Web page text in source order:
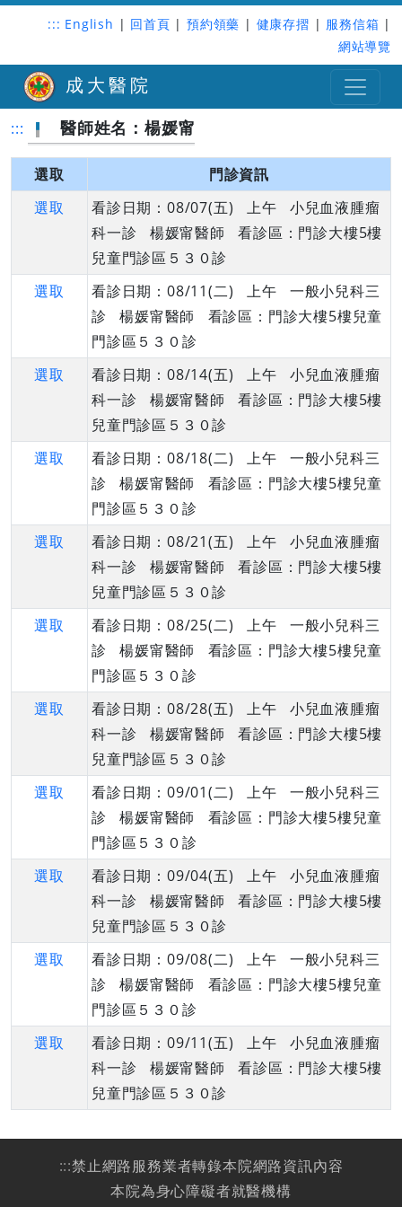
::: English | 回首頁 | 預約領藥 | 健康存摺 | 服務信箱 |
網站導覽
成大醫院
::: 醫師姓名：楊媛甯
選取
門診資訊
選取
看診日期：08/07(五) 上午 小兒血液腫瘤
科一診 楊媛甯醫師 看診區：門診大樓5樓
兒童門診區５３０診
選取
看診日期：08/11(二) 上午 一般小兒科三
診 楊媛甯醫師 看診區：門診大樓5樓兒童
門診區５３０診
選取
看診日期：08/14(五) 上午 小兒血液腫瘤
科一診 楊媛甯醫師 看診區：門診大樓5樓
兒童門診區５３０診
選取
看診日期：08/18(二) 上午 一般小兒科三
診 楊媛甯醫師 看診區：門診大樓5樓兒童
門診區５３０診
選取
看診日期：08/21(五) 上午 小兒血液腫瘤
科一診 楊媛甯醫師 看診區：門診大樓5樓
兒童門診區５３０診
選取
看診日期：08/25(二) 上午 一般小兒科三
診 楊媛甯醫師 看診區：門診大樓5樓兒童
門診區５３０診
選取
看診日期：08/28(五) 上午 小兒血液腫瘤
科一診 楊媛甯醫師 看診區：門診大樓5樓
兒童門診區５３０診
選取
看診日期：09/01(二) 上午 一般小兒科三
診 楊媛甯醫師 看診區：門診大樓5樓兒童
門診區５３０診
選取
看診日期：09/04(五) 上午 小兒血液腫瘤
科一診 楊媛甯醫師 看診區：門診大樓5樓
兒童門診區５３０診
選取
看診日期：09/08(二) 上午 一般小兒科三
診 楊媛甯醫師 看診區：門診大樓5樓兒童
門診區５３０診
選取
看診日期：09/11(五) 上午 小兒血液腫瘤
科一診 楊媛甯醫師 看診區：門診大樓5樓
兒童門診區５３０診
:::禁止網路服務業者轉錄本院網路資訊內容
本院為身心障礙者就醫機構